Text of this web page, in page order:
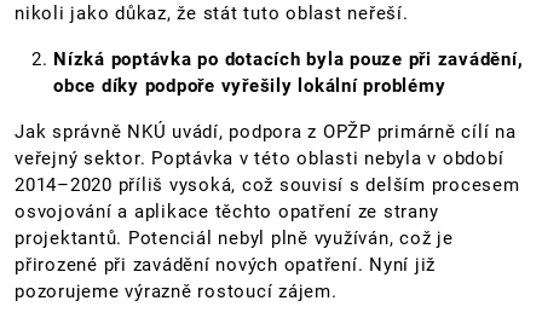
nikoli jako důkaz, že stát tuto oblast neřeší.
Nízká poptávka po dotacích byla pouze při zavádění,
obce díky podpoře vyřešily lokální problémy
Jak správně NKÚ uvádí, podpora z OPŽP primárně cílí na
veřejný sektor. Poptávka v této oblasti nebyla v období
2014–2020 příliš vysoká, což souvisí s delším procesem
osvojování a aplikace těchto opatření ze strany
projektantů. Potenciál nebyl plně využíván, což je
přirozené při zavádění nových opatření. Nyní již
pozorujeme výrazně rostoucí zájem.